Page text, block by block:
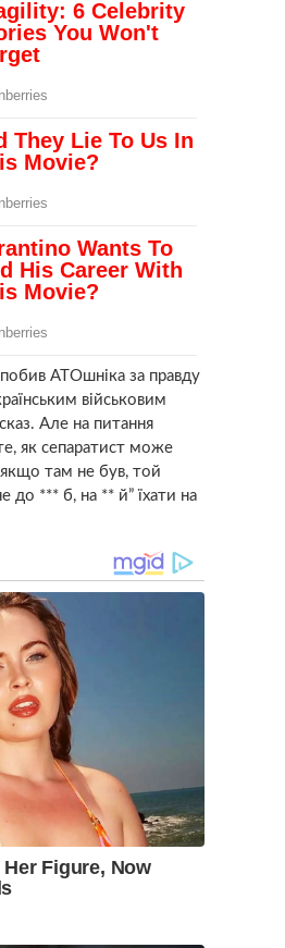
АТОшніка за правду
військовим
Але на питання
як сепаратист може
там не був, той
до *** б, на ** й” їхати на